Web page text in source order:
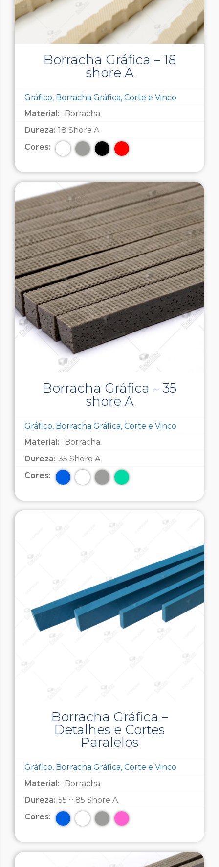
Borracha Gráfica – 18
shore A
Gráfico, Borracha Gráfica, Corte e Vinco
Material:
Borracha
Dureza: 18 Shore A
Cores:
Borracha Gráfica – 35
shore A
Gráfico, Borracha Gráfica, Corte e Vinco
Material:
Borracha
Dureza: 35 Shore A
Cores:
Borracha Gráfica –
Detalhes e Cortes
Paralelos
Gráfico, Borracha Gráfica, Corte e Vinco
Material:
Borracha
Dureza: 55 ~ 85 Shore A
Cores: